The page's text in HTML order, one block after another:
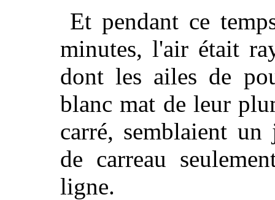
Et pendant ce
minutes, l'air était
dont les ailes de
blanc mat de leur
carré, semblaient un
de carreau
ligne.